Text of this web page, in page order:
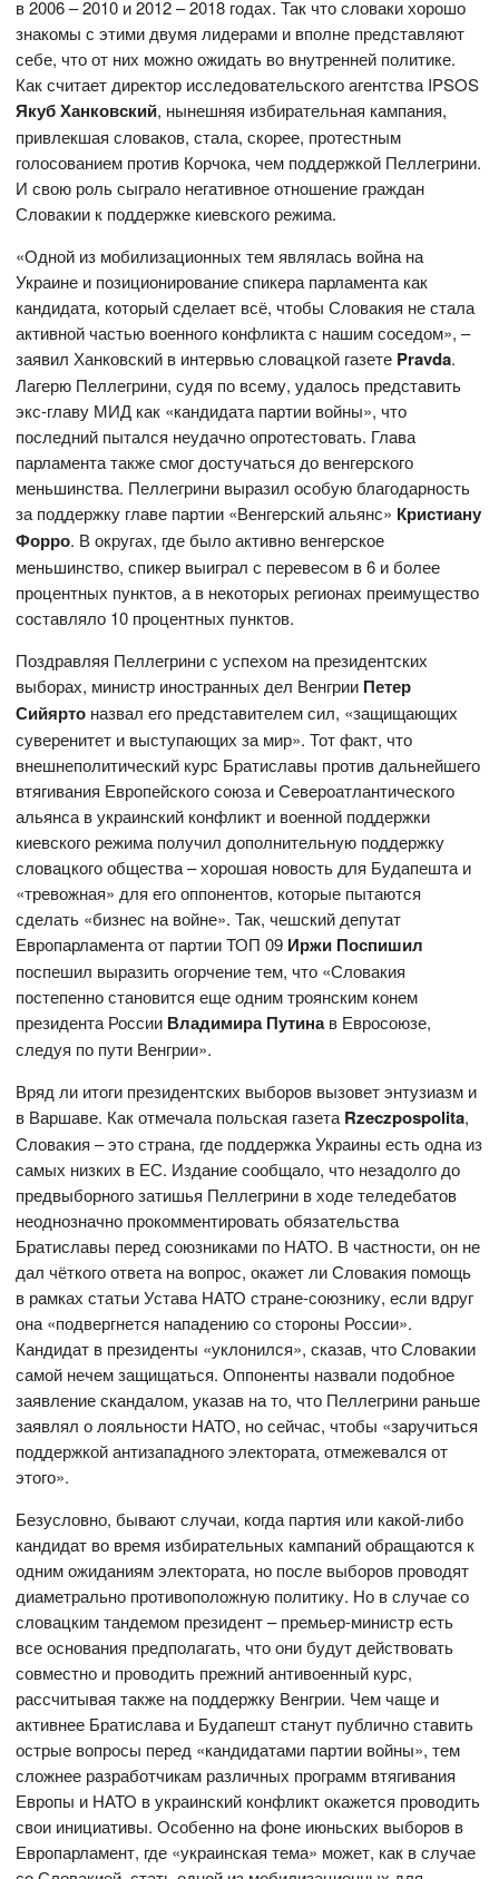
в 2006 – 2010 и 2012 – 2018 годах. Так что словаки хорошо
знакомы с этими двумя лидерами и вполне представляют
себе, что от них можно ожидать во внутренней политике.
Как считает директор исследовательского агентства IPSOS
Якуб Ханковский, нынешняя избирательная кампания,
привлекшая словаков, стала, скорее, протестным
голосованием против Корчока, чем поддержкой Пеллегрини.
И свою роль сыграло негативное отношение граждан
Словакии к поддержке киевского режима.
«Одной из мобилизационных тем являлась война на
Украине и позиционирование спикера парламента как
кандидата, который сделает всё, чтобы Словакия не стала
активной частью военного конфликта с нашим соседом», –
заявил Ханковский в интервью словацкой газете Pravda.
Лагерю Пеллегрини, судя по всему, удалось представить
экс-главу МИД как «кандидата партии войны», что
последний пытался неудачно опротестовать. Глава
парламента также смог достучаться до венгерского
меньшинства. Пеллегрини выразил особую благодарность
за поддержку главе партии «Венгерский альянс» Кристиану
Форро. В округах, где было активно венгерское
меньшинство, спикер выиграл с перевесом в 6 и более
процентных пунктов, а в некоторых регионах преимущество
составляло 10 процентных пунктов.
Поздравляя Пеллегрини с успехом на президентских
выборах, министр иностранных дел Венгрии Петер
Сийярто назвал его представителем сил, «защищающих
суверенитет и выступающих за мир». Тот факт, что
внешнеполитический курс Братиславы против дальнейшего
втягивания Европейского союза и Североатлантического
альянса в украинский конфликт и военной поддержки
киевского режима получил дополнительную поддержку
словацкого общества – хорошая новость для Будапешта и
«тревожная» для его оппонентов, которые пытаются
сделать «бизнес на войне». Так, чешский депутат
Европарламента от партии ТОП 09 Иржи Поспишил
поспешил выразить огорчение тем, что «Словакия
постепенно становится еще одним троянским конем
президента России Владимира Путинав Евросоюзе,
следуя по пути Венгрии».
Вряд ли итоги президентских выборов вызовет энтузиазм и
в Варшаве. Как отмечала польская газетаRzeczpospolita,
Словакия – это страна, где поддержка Украины есть одна из
самых низких в ЕС. Издание сообщало, что незадолго до
предвыборного затишья Пеллегрини в ходе теледебатов
неоднозначно прокомментировать обязательства
Братиславы перед союзниками по НАТО. В частности, он не
дал чёткого ответа на вопрос, окажет ли Словакия помощь
в рамках статьи Устава НАТО стране-союзнику, если вдруг
она «подвергнется нападению со стороны России».
Кандидат в президенты «уклонился», сказав, что Словакии
самой нечем защищаться. Оппоненты назвали подобное
заявление скандалом, указав на то, что Пеллегрини раньше
заявлял о лояльности НАТО, но сейчас, чтобы «заручиться
поддержкой антизападного электората, отмежевался от
этого».
Безусловно, бывают случаи, когда партия или какой-либо
кандидат во время избирательных кампаний обращаются к
одним ожиданиям электората, но после выборов проводят
диаметрально противоположную политику. Но в случае со
словацким тандемом президент – премьер-министр есть
все основания предполагать, что они будут действовать
совместно и проводить прежний антивоенный курс,
рассчитывая также на поддержку Венгрии. Чем чаще и
активнее Братислава и Будапешт станут публично ставить
острые вопросы перед «кандидатами партии войны», тем
сложнее разработчикам различных программ втягивания
Европы и НАТО в украинский конфликт окажется проводить
свои инициативы. Особенно на фоне июньских выборов в
Европарламент, где «украинская тема» может, как в случае